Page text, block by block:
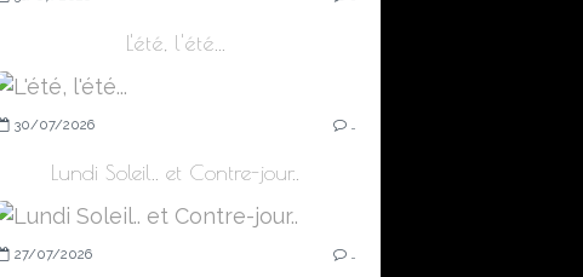
L'été, l'été...
30/07/2026
Lundi Soleil.. et Contre-jour..
27/07/2026